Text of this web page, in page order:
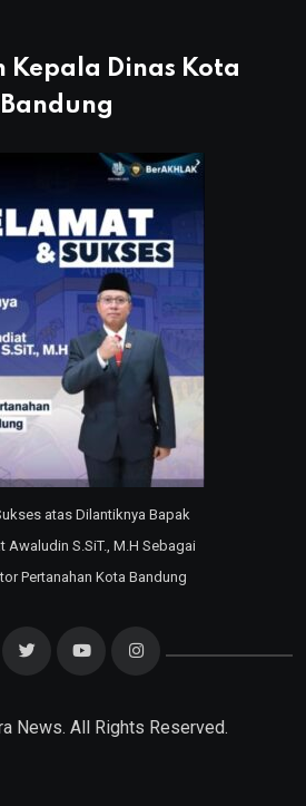
Kepala Dinas Kota
Bandung
atas Dilantiknya Bapak
Awaludin S.SiT., M.H Sebagai
Pertanahan Kota Bandung
News. All Rights Reserved.